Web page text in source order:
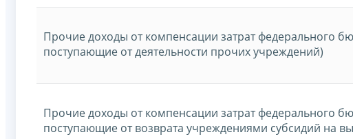
Прочие доходы от компенсации затрат федерального
поступающие от деятельности прочих учреждений)
Прочие доходы от компенсации затрат федерального
поступающие от возврата учреждениями субсидий на